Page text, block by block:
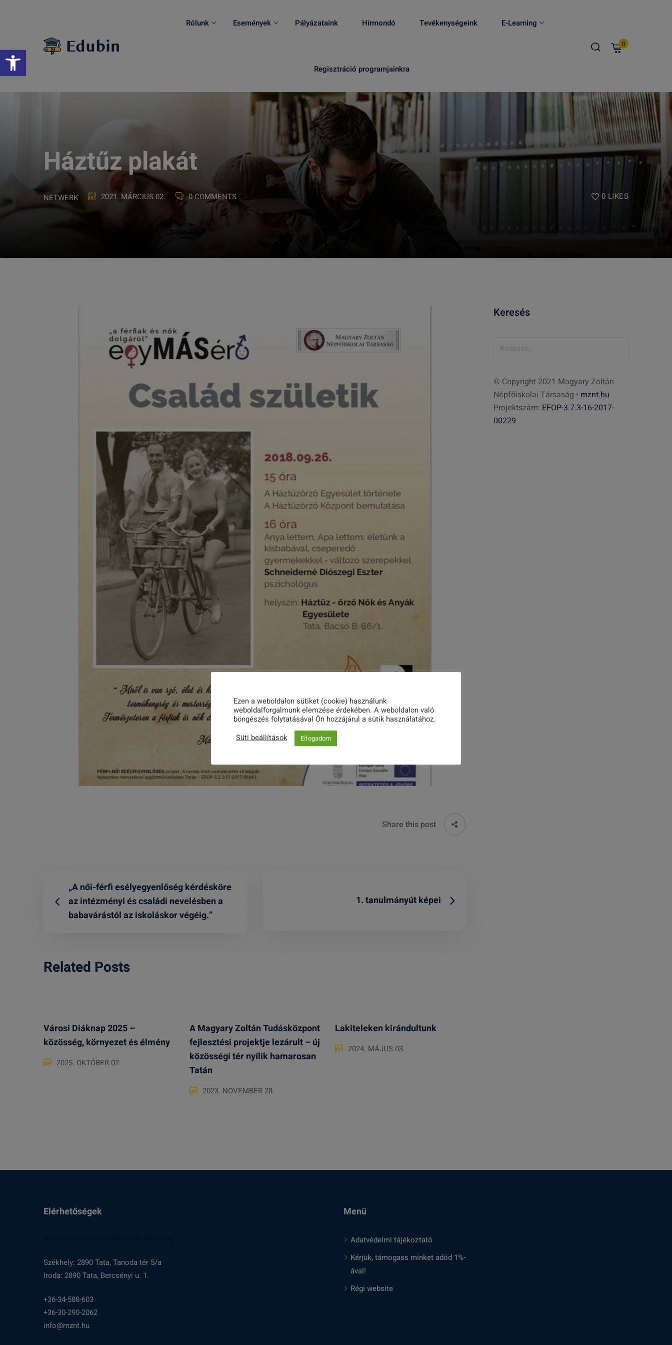
Eszköztár megnyitása
Rólunk Események Pályázataink Hírmondó Tevékenységeink E-Learning
Regisztráció programjainkra
0
Háztűz plakát
NETWERK 2021. MÁRCIUS 02. 0 COMMENTS 0 LIKES
Share this post
„A női-férfi esélyegyenlőség kérdésköre
az intézményi és családi nevelésben a
babavárástól az iskoláskor végéig.”
1. tanulmányút képei
Related Posts
Városi Diáknap 2025 –
közösség, környezet és élmény
2025. OKTÓBER 02.
A Magyary Zoltán Tudásközpont
fejlesztési projektje lezárult – új
közösségi tér nyílik hamarosan
Tatán
2023. NOVEMBER 28.
Lakiteleken kirándultunk
2024. MÁJUS 03.
Keresés
e
s
é
s
© Copyright 2021 Magyary Zoltán
Népfőiskolai Társaság • mznt.hu
Projektszám: EFOP-3.7.3-16-2017-
00229
Elérhetőségek
Székhely: 2890 Tata, Tanoda tér 5/a
Iroda: 2890 Tata, Bercsényi u. 1.
+36-34-588-603
+36-30-290-2062
info@mznt.hu
Menü
Adatvédelmi tájékoztató
Kérjük, támogass minket adód 1%-
ával!
Régi website
Ezen a weboldalon sütiket (cookie) használunk
weboldalforgalmunk elemzése érdekében. A weboldalon való
böngészés folytatásával Ön hozzájárul a sütik használatához.
Süti beállítások
Elfogadom